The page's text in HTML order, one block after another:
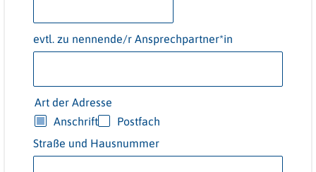
evtl. zu nennende/r Ansprechpartner*in
Art der Adresse
Anschrift
Postfach
Straße und Hausnummer